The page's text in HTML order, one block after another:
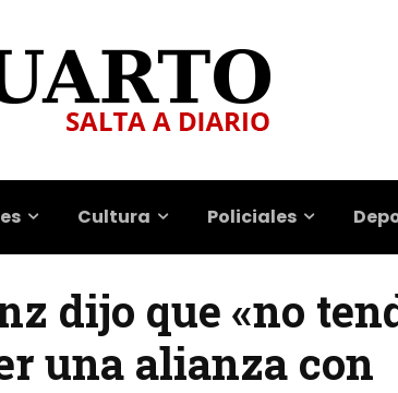
Cultura Policiales
dijo que «no
una alianza con